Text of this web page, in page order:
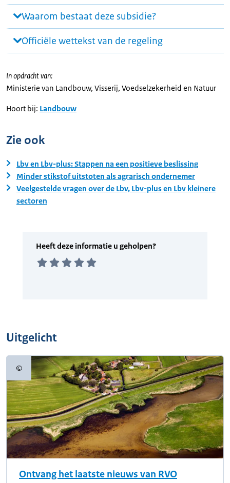
Waarom bestaat deze subsidie?
Officiële wettekst van de regeling
In opdracht van:
Ministerie van Landbouw, Visserij, Voedselzekerheid en Natuur
Hoort bij: Landbouw
Zie ook
Lbv en Lbv-plus: Stappen na een positieve beslissing
Minder stikstof uitstoten als agrarisch ondernemer
Veelgestelde vragen over de Lbv, Lbv-plus en Lbv kleinere
sectoren
Uitgelicht
©Copyrightinformatie
Ontvang het laatste nieuws van RVO